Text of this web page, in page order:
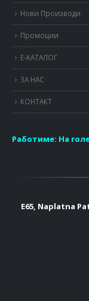
Нови Производи
Промоции
Е-КАТАЛОГ
ЗА НАС
КОНТАКТ
Работиме: На
E65, Naplatna